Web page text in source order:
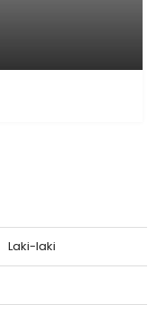
Laki-laki